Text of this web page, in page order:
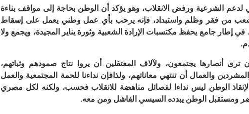
لدعم الشرعية ورفض الانقلاب، وهو يؤكد أن الوطن بحاجة إلى مواقف بناءة
من فقر وظلم واستبداد، فإنه يرحب بأي عمل وطني يعمل على إسقاط
في إطار جامع يحفظ مكتسبات الإرادة الشعبية وثورة يناير المجيدة، ويجمع ولا
ترى أنصارها يجتمعون، ولآلاف المعتقلين أن يروا نتاج صمودهم وثباتهم،
والعمال أن تنتهي معاناتهم، ولذافإن نداءنا للحمة المجتمعية والعمل
الوطن ليس نداءا لفصائل مناهضة للانقلاب فحسب، ولكنه لكل مصري
ومستقبل الوطن يبدده السيسي الفاشل ومن معه.